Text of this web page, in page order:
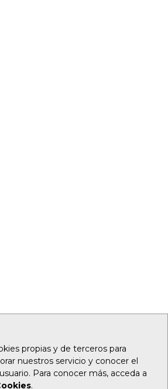
propias y de terceros para
nuestros servicio y conocer el
Para conocer más, acceda a
.